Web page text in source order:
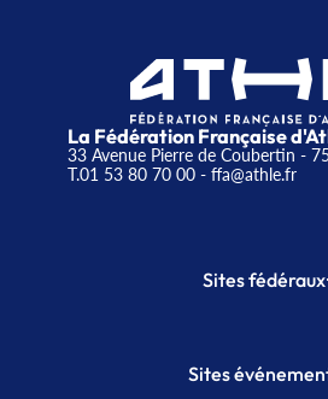
La Fédération Française
33 Avenue Pierre de Coubertin -
T.01 53 80 70 00- ffa@athle.fr
Sites fédéraux
Plateforme
Sites